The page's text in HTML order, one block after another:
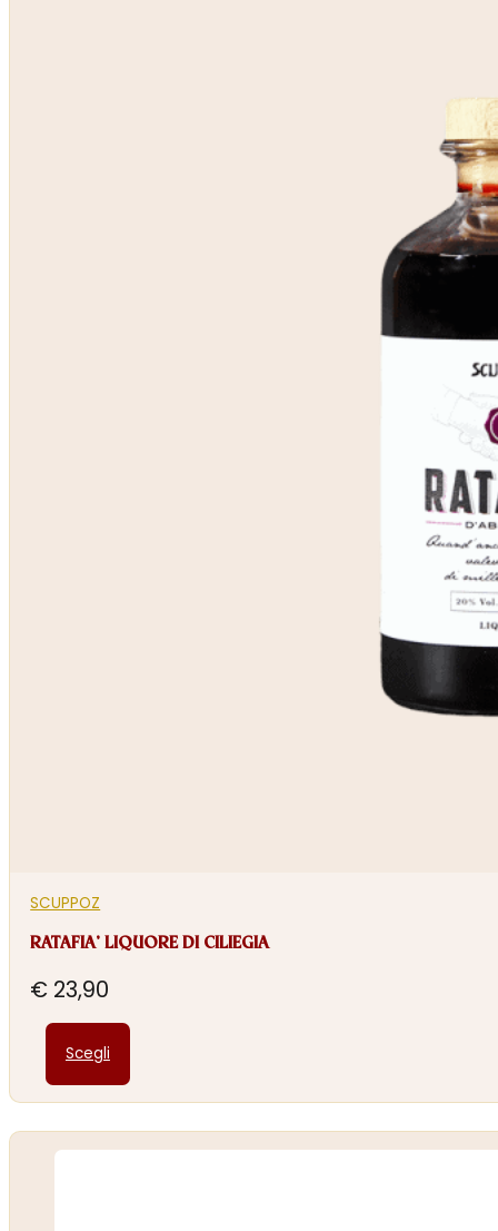
SCUPPOZ
RATAFIA’ LIQUORE DI CILIEGIA
€ 23,90
Scegli
prodotto
ha
più